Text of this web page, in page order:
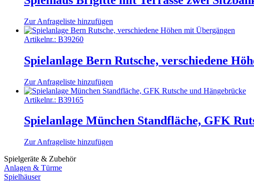
Zur Anfrageliste hinzufügen
Artikelnr.: B39260
Spielanlage Bern Rutsche, verschiedene
Zur Anfrageliste hinzufügen
Artikelnr.: B39165
Spielanlage München Standfläche, GFK
Zur Anfrageliste hinzufügen
Spielgeräte & Zubehör
Anlagen & Türme
Spielhäuser